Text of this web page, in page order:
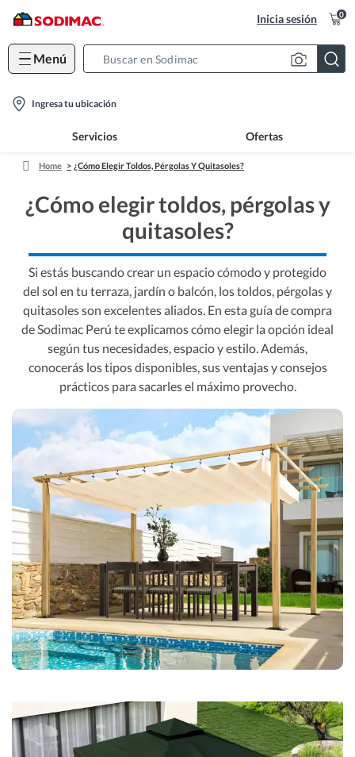
Inicia sesión 0
Menú
location-
Ingresa tu ubicación
Servicios Ofertas
Home ¿Cómo Elegir Toldos, Pérgolas Y Quitasoles?
¿Cómo elegir toldos, pérgolas y
quitasoles?
Si estás buscando crear un espacio cómodo y protegido
del sol en tu terraza, jardín o balcón, los toldos, pérgolas y
quitasoles son excelentes aliados. En esta guía de compra
de Sodimac Perú te explicamos cómo elegir la opción ideal
según tus necesidades, espacio y estilo. Además,
conocerás los tipos disponibles, sus ventajas y consejos
prácticos para sacarles el máximo provecho.